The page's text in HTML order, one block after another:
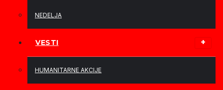
NEDELJA
VESTI
HUMANITARNE AKCIJE